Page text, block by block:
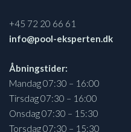
+45 72 20 66 61
info@pool-eksperten.dk
Åbningstider:
Mandag 07:30 – 16:00
Tirsdag 07:30 – 16:00
Onsdag 07:30 – 15:30
Torsdag 07:30 – 15:30